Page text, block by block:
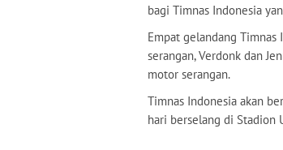
bagi Timnas Indonesia
Empat gelandang Timnas
serangan, Verdonk dan
motor serangan.
Timnas Indonesia akan
hari berselang di Stadion